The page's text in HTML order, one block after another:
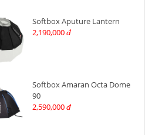
Softbox Aputure Lantern
2,190,000 đ
Softbox Amaran Octa Dome
90
2,590,000 đ